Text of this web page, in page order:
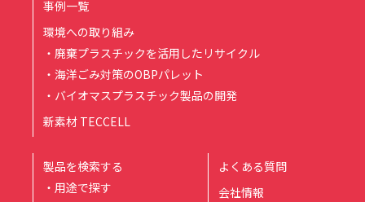
事例一覧
環境への取り組み
・廃棄プラスチックを活用したリサイクル
・海洋ごみ対策のOBPパレット
・バイオマスプラスチック製品の開発
新素材 TECCELL
製品を検索する
・用途で探す
よくある質問
会社情報